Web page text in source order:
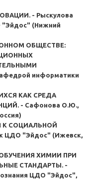
- Рыскулова
"Эйдос" (Нижний
ОБЩЕСТВЕ:
информатики
КАК СРЕДА
- Сафонова О.Ю.,
К СОЦИАЛЬНОЙ
ЦДО "Эйдос" (Ижевск,
ХИМИИ ПРИ
СТАНДАРТЫ. -
ЦДО "Эйдос",